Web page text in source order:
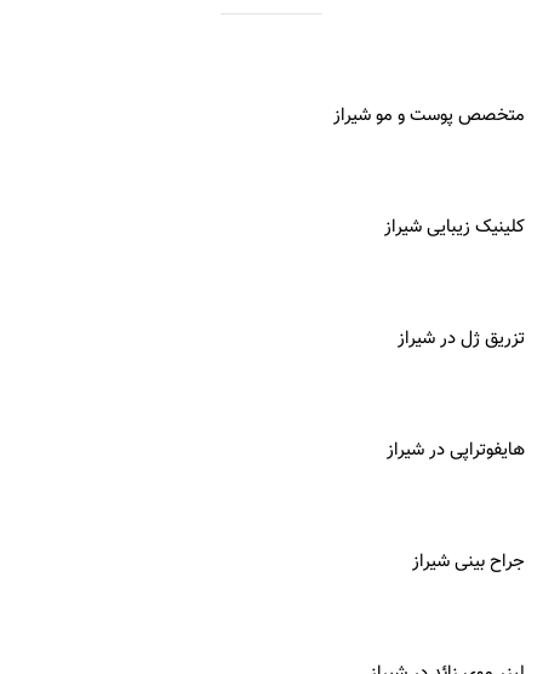
متخصص پوست و مو شیراز
کلینیک زیبایی شیراز
تزریق ژل در شیراز
هایفوتراپی در شیراز
جراح بینی شیراز